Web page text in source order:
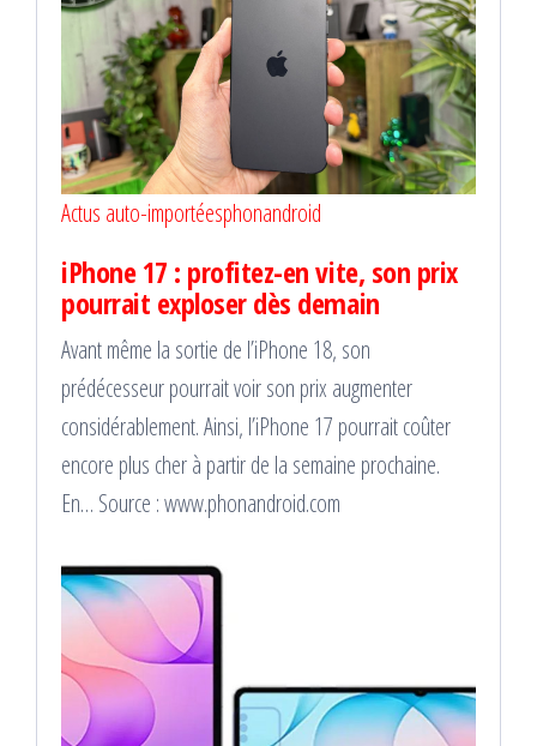
Actus auto-importéesphonandroid
iPhone 17 : profitez-en vite, son prix
pourrait exploser dès demain
Avant même la sortie de l’iPhone 18, son
prédécesseur pourrait voir son prix augmenter
considérablement. Ainsi, l’iPhone 17 pourrait coûter
encore plus cher à partir de la semaine prochaine.
En… Source : www.phonandroid.com